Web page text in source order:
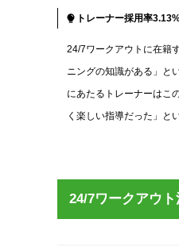
トレーナー採用率
24/7ワークアウトに在籍
ニングの知識がある」と
にあたるトレーナーはこ
く楽しい指導だった」と
24/7ワークアウ